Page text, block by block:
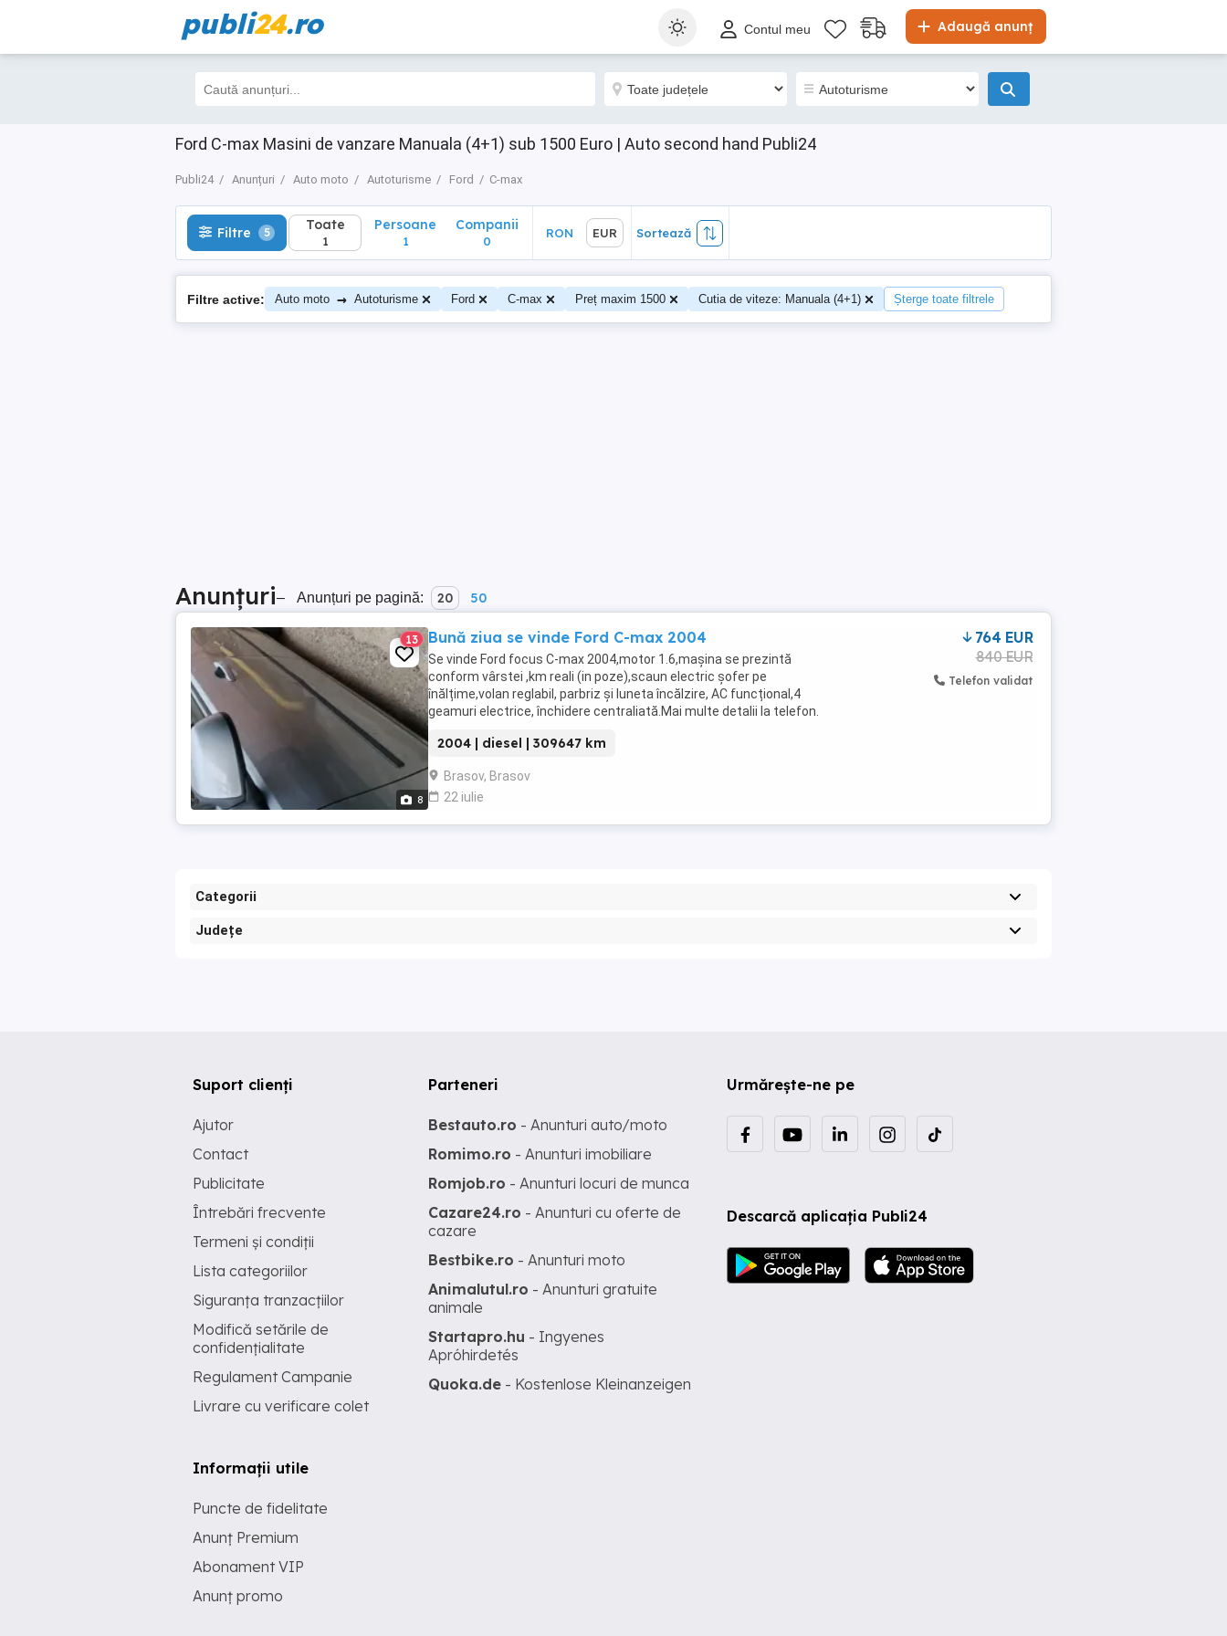
publi24.ro Adaugă anunț
Contul meu
Ford C-max Masini de vanzare Manuala (4+1) sub 1500 Euro | Auto second hand Publi24
Publi24 Anunțuri Auto moto Autoturisme Ford C-max
Filtre 5 Toate
1
Sortează
Filtre 5 Toate
1
Persoane
1
Companii
0
RON EUR Sortează
Filtre active: Auto moto → Autoturisme Ford C-max Preț maxim 1500 Cutia de viteze: Manuala (4+1) Șterge toate filtrele
Anunțuri– Anunțuri pe pagină: 20 50
8
13 Bună ziua se vinde Ford C-max 2004
Se vinde Ford focus C-max 2004,motor 1.6,mașina se prezintă
conform vârstei ,km reali (in poze),scaun electric șofer pe
înălțime,volan reglabil, parbriz și luneta încălzire, AC funcțional,4
geamuri electrice, închidere centraliată.Mai multe detalii la telefon.
2004 | diesel | 309647 km
Brasov, Brasov
22 iulie
764 EUR
840 EUR
Telefon validat
Categorii
Județe
Urmărește-ne pe
Descarcă aplicația Publi24
Suport clienți
Ajutor
Contact
Publicitate
Întrebări frecvente
Termeni și condiții
Lista categoriilor
Siguranța tranzacțiilor
Modifică setările de
confidențialitate
Regulament Campanie
Livrare cu verificare colet
Informații utile
Puncte de fidelitate
Anunț Premium
Abonament VIP
Anunț promo
Parteneri
Bestauto.ro - Anunturi auto/moto
Romimo.ro - Anunturi imobiliare
Romjob.ro - Anunturi locuri de munca
Cazare24.ro - Anunturi cu oferte de
cazare
Bestbike.ro - Anunturi moto
Animalutul.ro - Anunturi gratuite
animale
Startapro.hu - Ingyenes
Apróhirdetés
Quoka.de - Kostenlose Kleinanzeigen